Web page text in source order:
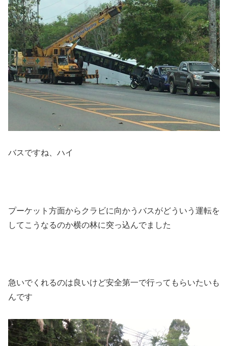
バスですね、ハイ
プーケット方面からクラビに向かうバスがどういう運転を
してこうなるのか横の林に突っ込んでました
急いでくれるのは良いけど安全第一で行ってもらいたいも
んです